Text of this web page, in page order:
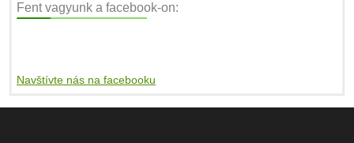
Fent vagyunk a facebook-on:
Navštívte nás na facebooku